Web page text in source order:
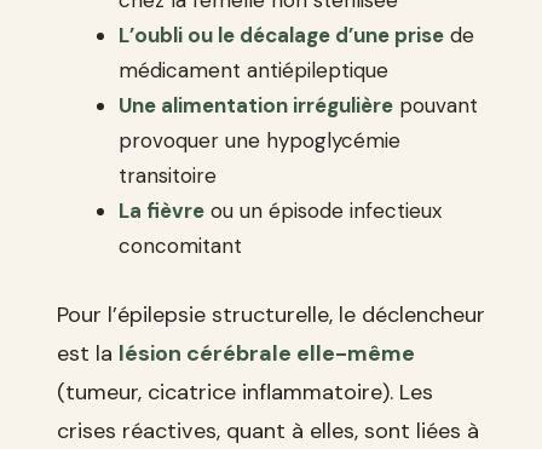
L’oubli ou le décalage d’une prise de
médicament antiépileptique
Une alimentation irrégulière pouvant
provoquer une hypoglycémie
transitoire
La fièvre ou un épisode infectieux
concomitant
Pour l’épilepsie structurelle, le déclencheur
est la lésion cérébrale elle-même
(tumeur, cicatrice inflammatoire). Les
crises réactives, quant à elles, sont liées à